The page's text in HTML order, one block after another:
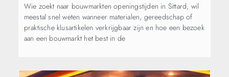
Wie zoekt naar bouwmarkten openingstijden in Sittard, wil
meestal snel weten wanneer materialen, gereedschap of
praktische klusartikelen verkrijgbaar zijn en hoe een bezoek
aan een bouwmarkt het best in de